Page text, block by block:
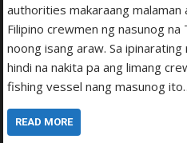
authorities makaraang malaman
Filipino crewmen ng nasunog
noong isang araw. Sa
hindi na nakita pa ang limang
fishing vessel nang masunog
READ MORE